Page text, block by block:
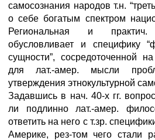
самосознания народов т.н.
о себе богатым спектром
Региональная и практич.
обусловливает и специфику
сущности”, сосредоточенной
для лат.-амер. мысли
утверждения этнокультурной
Задавшись в нач. 40-х гг.
ли подлинно лат.-амер.
ответить на него с т.зр.
Америке, рез-том чего стали